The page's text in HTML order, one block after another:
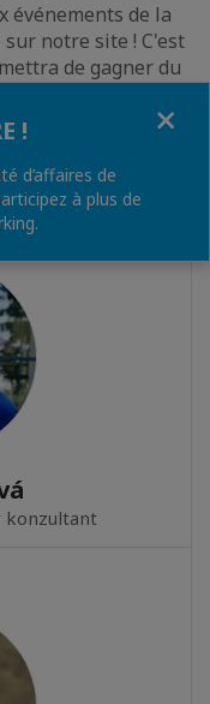
événements de la
notre site ! C'est
de gagner du
konzultant
!
d’affaires de
à plus de